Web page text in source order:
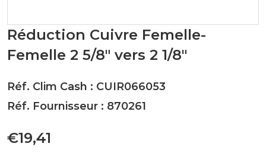
Réduction Cuivre Femelle-
Femelle 2 5/8" vers 2 1/8"
Réf. Clim Cash : CUIR066053
Réf. Fournisseur : 870261
€19,41